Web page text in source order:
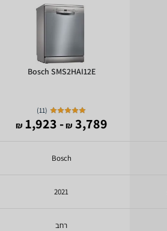
Bosch SMS2HAI12E
(
11
)
3,789
₪
- 1,923
₪
Bosch
2021
רחב